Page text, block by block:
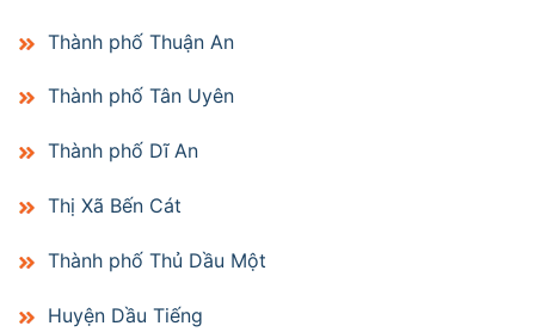
Thành phố Thuận An
Thành phố Tân Uyên
Thành phố Dĩ An
Thị Xã Bến Cát
Thành phố Thủ Dầu Một
Huyện Dầu Tiếng